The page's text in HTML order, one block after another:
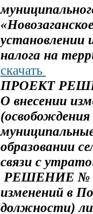
установлении
налога на
скачать
ПРОЕКТ
О внесении
образовании
связи с
РЕШЕНИЕ №
изменений в
должности)